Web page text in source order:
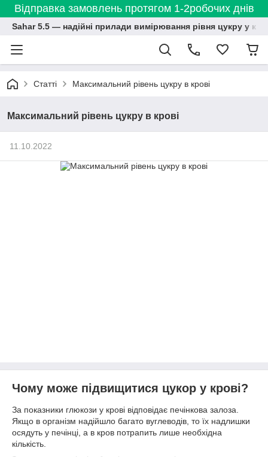
Відправка замовлень протягом 1-2робочих днів
Sahar 5.5 — надійні прилади вимірювання рівня цукру у
Статті Максимальний рівень цукру в крові
Максимальний рівень цукру в крові
11.10.2022
Чому може підвищитися цукор у крові?
За показники глюкози у крові відповідає печінкова залоза.
Якщо в організм надійшло багато вуглеводів, то їх надлишки
осядуть у печінці, а в кров потрапить лише необхідна
кількість.